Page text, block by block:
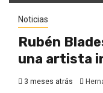
Noticias
Rubén
una artista
3 meses atrás